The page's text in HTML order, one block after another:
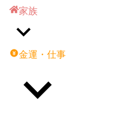
家族
金運・仕事